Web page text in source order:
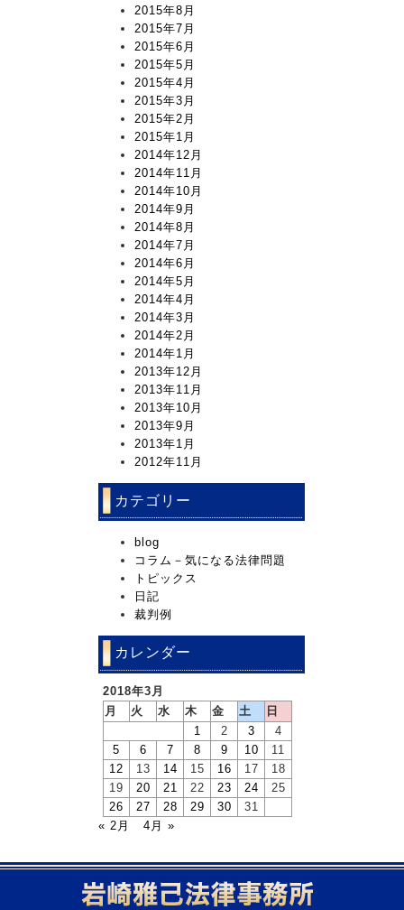
2015年8月
2015年7月
2015年6月
2015年5月
2015年4月
2015年3月
2015年2月
2015年1月
2014年12月
2014年11月
2014年10月
2014年9月
2014年8月
2014年7月
2014年6月
2014年5月
2014年4月
2014年3月
2014年2月
2014年1月
2013年12月
2013年11月
2013年10月
2013年9月
2013年1月
2012年11月
カテゴリー
blog
コラム－気になる法律問題
トピックス
日記
裁判例
カレンダー
2018年3月
月
火 水 木 金 土
日
1
2 3
4
5
6 7 8 9 10
11
12
13 14 15 16 17
18
19
20 21 22 23 24
25
26
27 28 29 30
31
« 2月
4月 »